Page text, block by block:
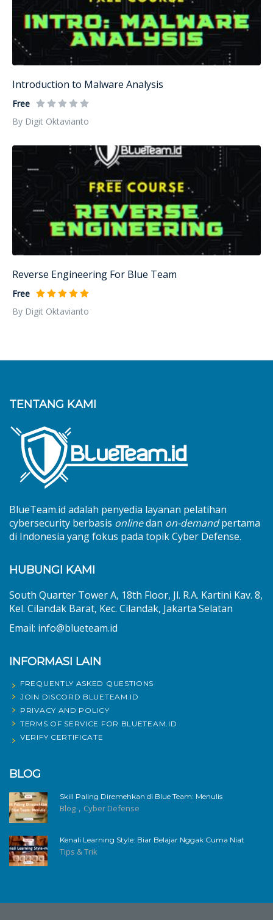
Introduction to Malware Analysis
Free
By Digit Oktavianto
Reverse Engineering For Blue Team
Free
By Digit Oktavianto
TENTANG KAMI
BlueTeam.id adalah penyedia layanan pelatihan
cybersecurity berbasis onlinedan on-demandpertama
di Indonesia yang fokus pada topik Cyber Defense.
HUBUNGI KAMI
South Quarter Tower A, 18th Floor, Jl. R.A. Kartini Kav. 8,
Kel. Cilandak Barat, Kec. Cilandak, Jakarta Selatan
Email: info@blueteam.id
INFORMASI LAIN
FREQUENTLY ASKED QUESTIONS
JOIN DISCORD BLUETEAM.ID
PRIVACY AND POLICY
TERMS OF SERVICE FOR BLUETEAM.ID
VERIFY CERTIFICATE
BLOG
Skill Paling Diremehkan di Blue Team: Menulis
Blog , Cyber Defense
Kenali Learning Style: Biar Belajar Nggak Cuma Niat
Tips & Trik